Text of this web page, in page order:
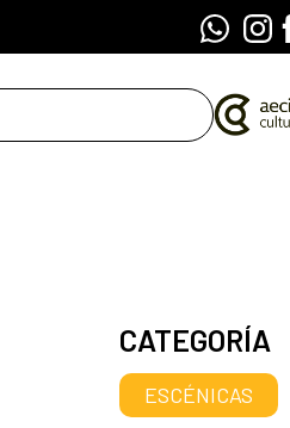
Whatsapp
CATEGORÍA
ESCÉNICAS